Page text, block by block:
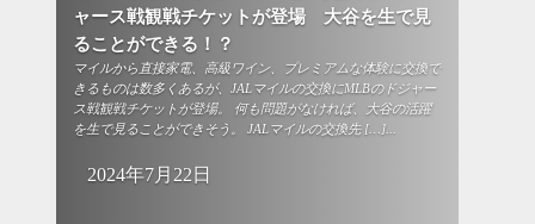
ャース戦観戦チケットが登場 大谷を生で見
ることができる！？
マイルから直接家電、高級ワイン、プレミアムな体験に交換で
きるものは数多くあるが、JALマイルの交換にMLBのドジャー
ス戦観戦チケットが登場。 何も問題がなければ、大谷の活躍
を生で見ることができそう。 JALマイルの交換先 […]...
2024年7月22日